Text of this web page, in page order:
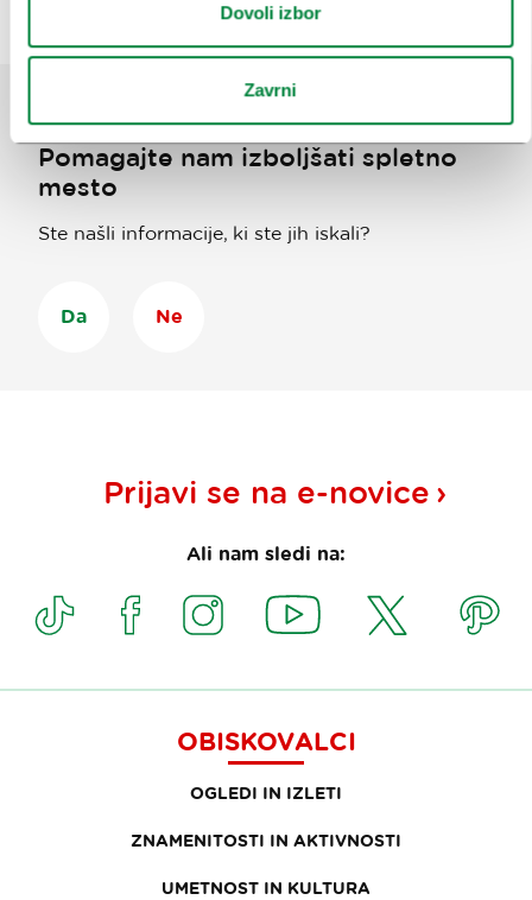
Dovoli izbor
Zavrni
Pomagajte nam izboljšati spletno
mesto
Ste našli informacije, ki ste jih iskali?
Da Ne
Prijavi se na e-novice
Ali nam sledi na:
OBISKOVALCI
OGLEDI IN IZLETI
ZNAMENITOSTI IN AKTIVNOSTI
UMETNOST IN KULTURA